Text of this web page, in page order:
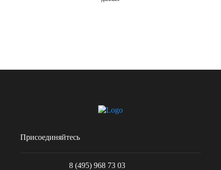
Присоединяйтесь
8 (495) 968 73 03